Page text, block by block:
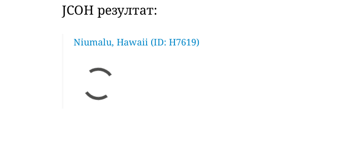
ЈСОН резултат:
Niumalu, Hawaii (ID: H7619)